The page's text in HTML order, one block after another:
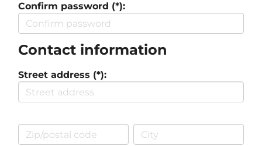
Confirm password (*):
Contact information
Street address (*):